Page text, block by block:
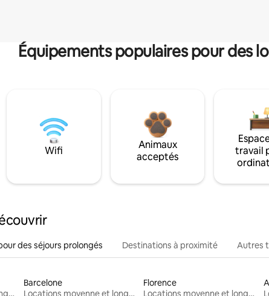
Équipements populaires pour des
Wifi
Animaux
acceptés
travail
des séjours prolongés Destinations à proximité Autres
Locations moyenne et longue durée
Barcelone
Locations moyenne et longue durée
Florence
Locations moyenne et longue durée